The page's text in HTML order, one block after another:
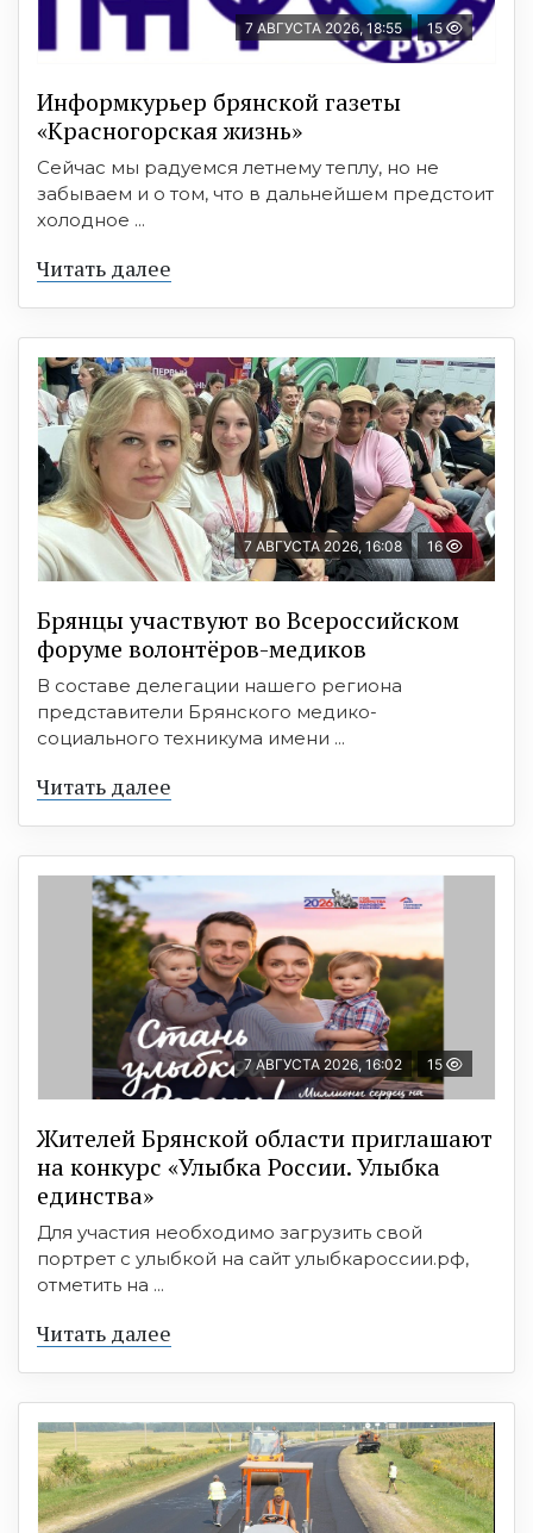
7 АВГУСТА 2026, 18:55 15
Информкурьер брянской газеты
«Красногорская жизнь»
Сейчас мы радуемся летнему теплу, но не
забываем и о том, что в дальнейшем предстоит
холодное ...
Читать далее
7 АВГУСТА 2026, 16:08 16
Брянцы участвуют во Всероссийском
форуме волонтёров-медиков
В составе делегации нашего региона
представители Брянского медико-
социального техникума имени ...
Читать далее
7 АВГУСТА 2026, 16:02 15
Жителей Брянской области приглашают
на конкурс «Улыбка России. Улыбка
единства»
Для участия необходимо загрузить свой
портрет с улыбкой на сайт улыбкароссии.рф,
отметить на ...
Читать далее